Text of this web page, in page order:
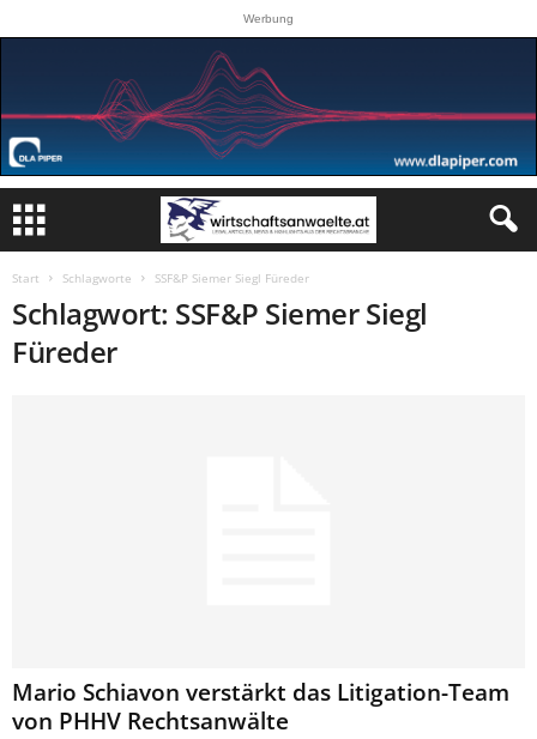
Werbung
Start Schlagworte SSF&P Siemer Siegl Füreder
Schlagwort: SSF&P Siemer Siegl
Füreder
Mario Schiavon verstärkt das Litigation-Team
von PHHV Rechtsanwälte